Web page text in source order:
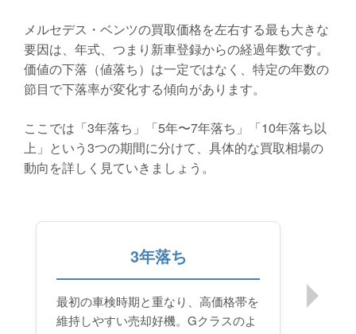
メルセデス・ベンツの買取価格を左右する最も大きな
要因は、年式、つまり新車登録からの経過年数です。
価値の下落（値落ち）は一定ではなく、特定の年数の
節目で下落率が変化する傾向があります。
ここでは「3年落ち」「5年〜7年落ち」「10年落ち以
上」という3つの期間に分けて、具体的な買取相場の
動向を詳しく見ていきましょう。
3年落ち
最初の車検時期と重なり、高価格帯を
維持しやすい売却好機。Gクラスのよ